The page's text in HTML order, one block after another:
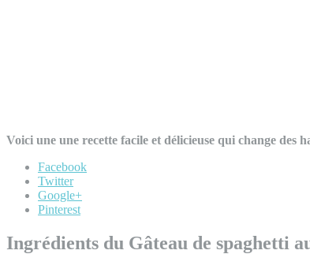
Voici une une recette facile et délicieuse qui change des
Facebook
Twitter
Google+
Pinterest
Ingrédients du Gâteau de spaghetti